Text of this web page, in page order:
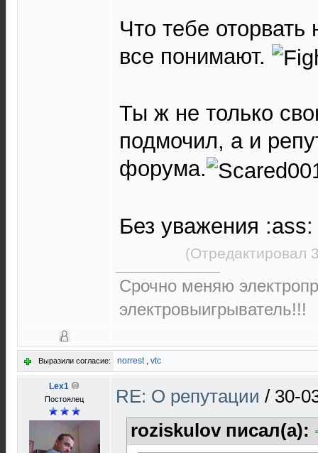
Что тебе
все понимают.
Ты ж не только
подмочил, а и
форума.
Без уважения :ass:
(Отредактировал
Срочно меняю
электровыигрыватель!!!
Выразили согласие: norrest, vtc
Lex1
Постоялец RE: О репутации / 30-
roziskulov писал(а):